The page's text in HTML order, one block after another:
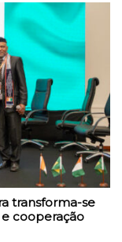
transforma-se
cooperação